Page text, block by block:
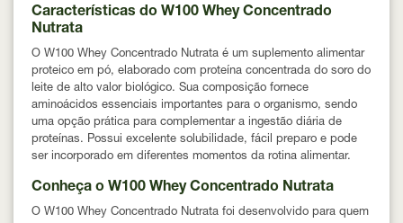
Características do W100 Whey Concentrado
Nutrata
O W100 Whey Concentrado Nutrata é um suplemento alimentar
proteico em pó, elaborado com proteína concentrada do soro do
leite de alto valor biológico. Sua composição fornece
aminoácidos essenciais importantes para o organismo, sendo
uma opção prática para complementar a ingestão diária de
proteínas. Possui excelente solubilidade, fácil preparo e pode
ser incorporado em diferentes momentos da rotina alimentar.
Conheça o W100 Whey Concentrado Nutrata
O W100 Whey Concentrado Nutrata foi desenvolvido para quem